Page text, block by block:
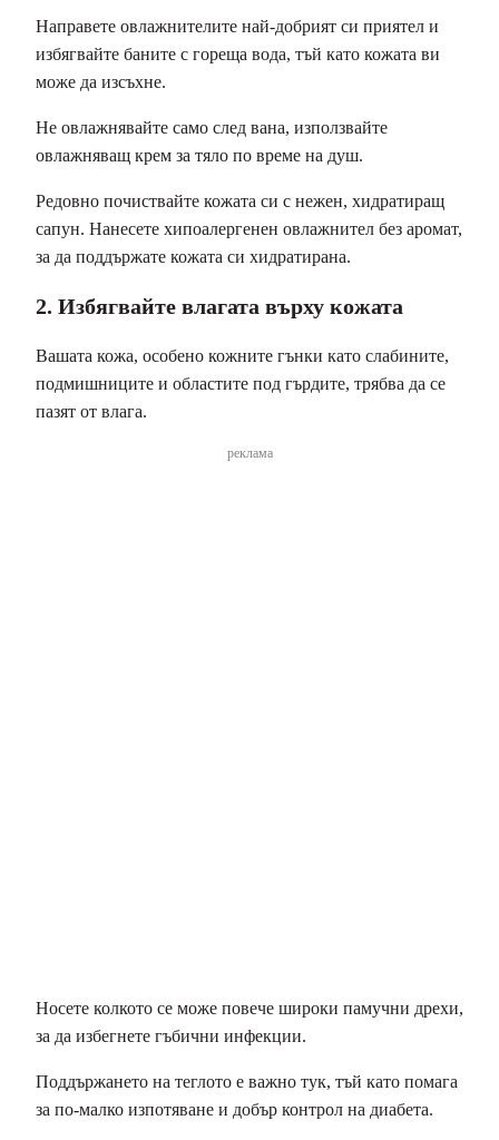
Направете овлажнителите най-добрият си приятел и
избягвайте баните с гореща вода, тъй като кожата ви
може да изсъхне.
Не овлажнявайте само след вана, използвайте
овлажняващ крем за тяло по време на душ.
Редовно почиствайте кожата си с нежен, хидратиращ
сапун. Нанесете хипоалергенен овлажнител без аромат,
за да поддържате кожата си хидратирана.
2. Избягвайте влагата върху кожата
Вашата кожа, особено кожните гънки като слабините,
подмишниците и областите под гърдите, трябва да се
пазят от влага.
реклама
Носете колкото се може повече широки памучни дрехи,
за да избегнете гъбични инфекции.
Поддържането на теглото е важно тук, тъй като помага
за по-малко изпотяване и добър контрол на диабета.